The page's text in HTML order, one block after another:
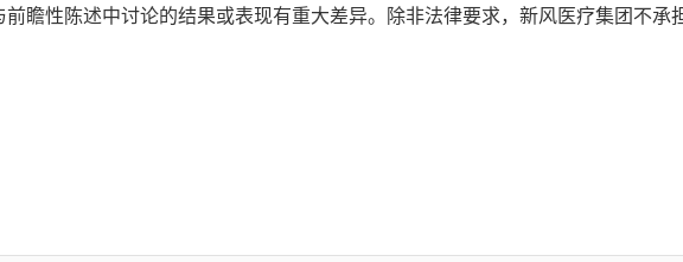
瞻性陈述中讨论的结果或表现有重大差异。除非法律要求，新风医疗集团不